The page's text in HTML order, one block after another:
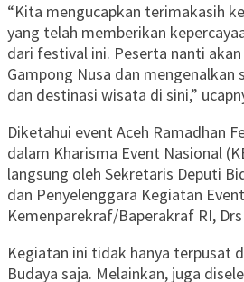
“Kita mengucapkan terimakasih
yang telah memberikan
dari festival ini. Peserta nanti
Gampong Nusa dan mengenalkan
dan destinasi wisata di sini,”
Diketahui event Aceh Ramadhan
dalam Kharisma Event Nasional
langsung oleh Sekretaris Deputi
dan Penyelenggara Kegiatan Event
Kemenparekraf/Baperakraf RI,
Kegiatan ini tidak hanya terpusat
Budaya saja. Melainkan, juga